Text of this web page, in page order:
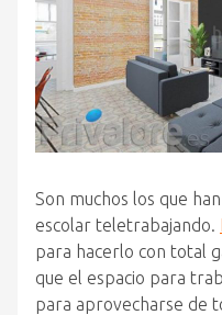
Son muchos los que
escolar teletrabajando.
para hacerlo con total
que el espacio para
para aprovecharse de